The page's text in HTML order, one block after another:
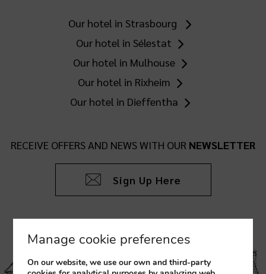
Our hotel in Strasbourg
Our hotel in Sélestat
Our hotel in Mulhouse
Our hotel in Rixheim
Our hotel in Dieffentha
RECEIVE OFFERS AND NEWS WITH OUR NEWSLETTER
Sign Up Here
Manage cookie preferences
On our website, we use our own and third-party